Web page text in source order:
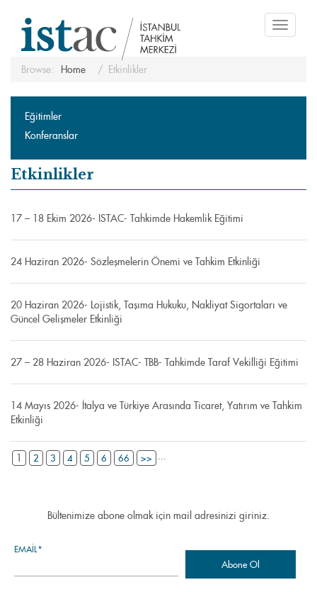
Toggle
Browse: Home Etkinlikler
Eğitimler
Konferanslar
Etkinlikler
17 – 18 Ekim 2026- ISTAC- Tahkimde Hakemlik Eğitimi
24 Haziran 2026- Sözleşmelerin Önemi ve Tahkim Etkinliği
20 Haziran 2026- Lojistik, Taşıma Hukuku, Nakliyat Sigortaları ve
Güncel Gelişmeler Etkinliği
27 – 28 Haziran 2026- ISTAC- TBB- Tahkimde Taraf Vekilliği Eğitimi
14 Mayıs 2026- İtalya ve Türkiye Arasında Ticaret, Yatırım ve Tahkim
Etkinliği
1 2 3 4 5 6 ...
66 >>
Bültenimize abone olmak için mail adresinizi giriniz.
EMAIL*